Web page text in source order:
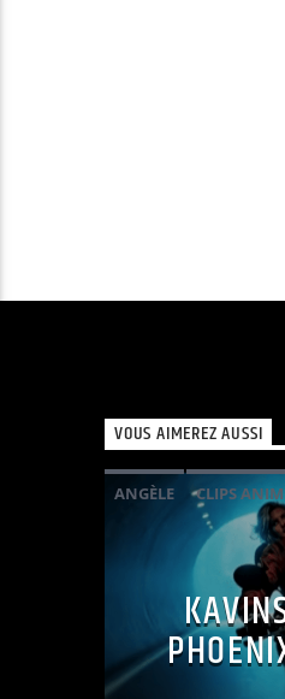
VOUS AIMEREZ AUSSI
ANGÈLE CLIPS
PHOENIX